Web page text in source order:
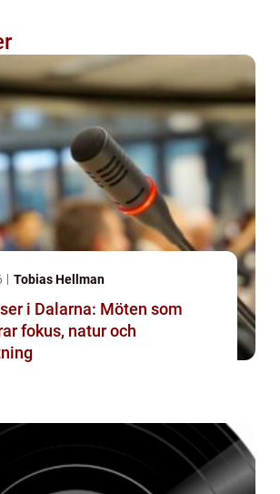
Tobias Hellman
i Dalarna: Möten som
fokus, natur och